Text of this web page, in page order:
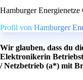
Hamburger
Profil von Hamburger
Wir glauben, dass du
Elektronikerin
/ Netzbetrieb (a*) mit